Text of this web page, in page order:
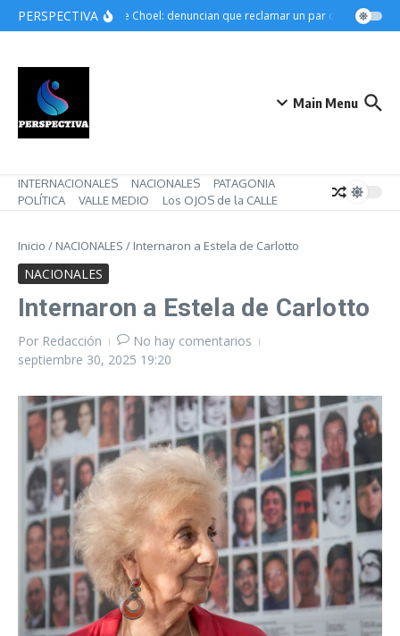
Saltar al contenido
PERSPECTIVAChoele Choel: denuncian que reclamar un par de botines
Main Menu
INTERNACIONALES NACIONALES
PATAGONIA
POLÍTICA
VALLE MEDIO Los OJOS de la CALLE
Inicio / NACIONALES / Internaron a Estela de Carlotto
NACIONALES
Internaron a Estela de Carlotto
Por Redacción
No hay comentarios
septiembre 30, 2025 19:20